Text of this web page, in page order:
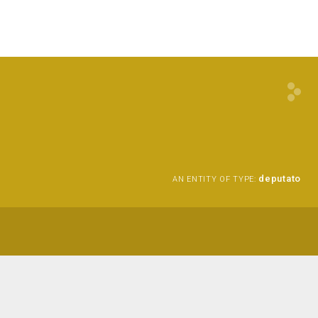
AN ENTITY OF TYPE: deputato